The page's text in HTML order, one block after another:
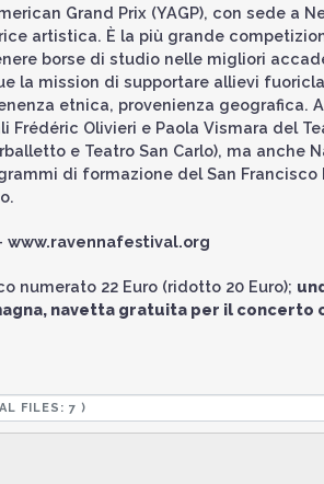
Grand Prix (YAGP), con sede a
artistica. È la più grande
borse di studio nelle migliori
la mission di supportare allievi
etnica, provenienza geografica.
Frédéric Olivieri e Paola Vismara del
e Teatro San Carlo), ma anche
di formazione del San
www.ravennafestival.org
numerato 22 Euro (ridotto 20 Euro);
navetta gratuita per il